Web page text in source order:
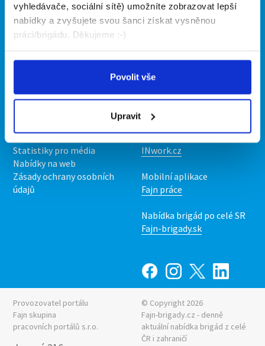
vyhledávače, sociální sítě) umožníte zobrazovat lepší
nabídky a zvyšujete svou šanci získat vysněnou
práci/brigádu. Děkujeme :-)
Povolit vše
Upravit
Články
Hledané brigády
Vložit inzerát
Ceník
Kontakt
Upravit předvolby cookies
Statistiky pro média
Nabídky na web
Zásady ochrany osobních
údajů
Naše další projekty
Mobilní aplikace
Fajn brigády
Nabídka práce z celé ČR
INwork.cz
Mobilní aplikace
Fajn práce
Nabídka brigád po celé SR
Fajn-brigady.sk
Provozovatel portálu
Fajn skupina
pracovních portálů s.r.o.
© Copyright 2026
Fajn-brigady.cz - denně
aktuální nabídka brigád z celé
ČR i zahraničí